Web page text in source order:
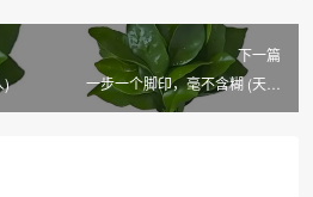
)
下一篇
一步一个脚印，毫不含糊 (天津